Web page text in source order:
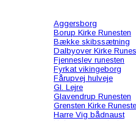
Aggersborg
Borup Kirke Runesten
Bække skibssætning
Dalbyover Kirke
Fjenneslev runesten
Fyrkat vikingeborg
Fårupvej hulveje
Gl. Lejre
Glavendrup Runesten
Grensten Kirke
Harre Vig bådnaust